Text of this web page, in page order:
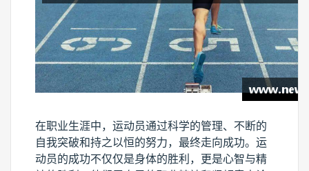
在职业生涯中，运动员通过科学的管理、不断的
自我突破和持之以恒的努力，最终走向成功。运
动员的成功不仅仅是身体的胜利，更是心智与精